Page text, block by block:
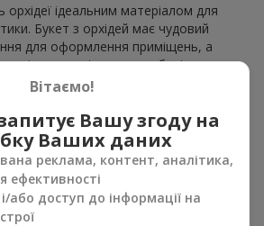
ідеальним матеріалом для
Букет з орхідей має чудовий
для оформлення приміщень, а
з іншими квітами, що зберігає свою
форматі. Завдяки своїй структурі
сучасному стилі. Букет з орхідей
у камерних, так і в масштабних
суцвіття легко стають центральним
букет з орхідей. Залежно від
різниться на орхідеї ціна.
ніж замовити букет з орхідей.
Вітаємо!
Вашу згоду на
Ваших даних
реклама, контент, аналітика,
ефективності
або доступ до інформації на